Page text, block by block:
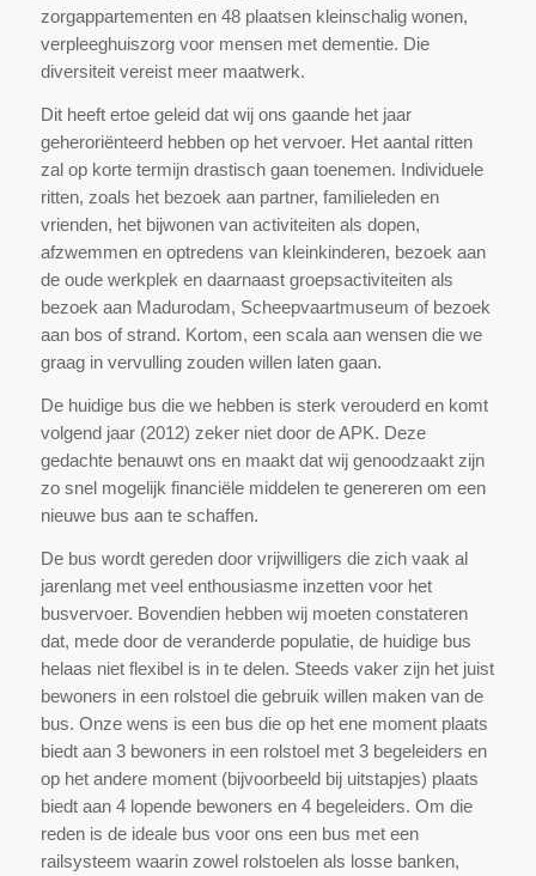
zorgappartementen en 48 plaatsen kleinschalig wonen,
verpleeghuiszorg voor mensen met dementie. Die
diversiteit vereist meer maatwerk.
Dit heeft ertoe geleid dat wij ons gaande het jaar
geheroriënteerd hebben op het vervoer. Het aantal ritten
zal op korte termijn drastisch gaan toenemen. Individuele
ritten, zoals het bezoek aan partner, familieleden en
vrienden, het bijwonen van activiteiten als dopen,
afzwemmen en optredens van kleinkinderen, bezoek aan
de oude werkplek en daarnaast groepsactiviteiten als
bezoek aan Madurodam, Scheepvaartmuseum of bezoek
aan bos of strand. Kortom, een scala aan wensen die we
graag in vervulling zouden willen laten gaan.
De huidige bus die we hebben is sterk verouderd en komt
volgend jaar (2012) zeker niet door de APK. Deze
gedachte benauwt ons en maakt dat wij genoodzaakt zijn
zo snel mogelijk financiële middelen te genereren om een
nieuwe bus aan te schaffen.
De bus wordt gereden door vrijwilligers die zich vaak al
jarenlang met veel enthousiasme inzetten voor het
busvervoer. Bovendien hebben wij moeten constateren
dat, mede door de veranderde populatie, de huidige bus
helaas niet flexibel is in te delen. Steeds vaker zijn het juist
bewoners in een rolstoel die gebruik willen maken van de
bus. Onze wens is een bus die op het ene moment plaats
biedt aan 3 bewoners in een rolstoel met 3 begeleiders en
op het andere moment (bijvoorbeeld bij uitstapjes) plaats
biedt aan 4 lopende bewoners en 4 begeleiders. Om die
reden is de ideale bus voor ons een bus met een
railsysteem waarin zowel rolstoelen als losse banken,